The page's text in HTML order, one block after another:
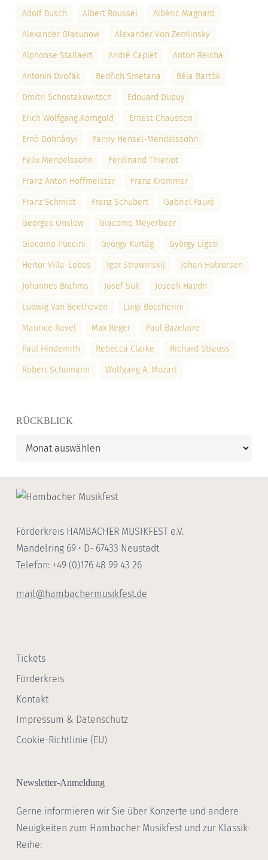
Adolf Busch Albert Roussel Albéric Magnard
Alexander Glasunow Alexander Von Zemlinsky
Alphonse Stallaert André Caplet Anton Reicha
Antonín Dvořák Bedřich Smetana Béla Bartók
Dmitri Schostakowitsch Edouard Dupuy
Erich Wolfgang Korngold Ernest Chausson
Ernö Dohnányi Fanny Hensel-Mendelssohn
Felix Mendelssohn Ferdinand Thieriot
Franz Anton Hoffmeister Franz Krommer
Franz Schmidt Franz Schubert Gabriel Fauré
Georges Onslow Giacomo Meyerbeer
Giacomo Puccini György Kurtág György Ligeti
Heitor Villa-Lobos Igor Strawinskij Johan Halvorsen
Johannes Brahms Josef Suk Joseph Haydn
Ludwig Van Beethoven Luigi Boccherini
Maurice Ravel Max Reger Paul Bazelaire
Paul Hindemith Rebecca Clarke Richard Strauss
Robert Schumann Wolfgang A. Mozart
RÜCKBLICK
Rückblick
Förderkreis HAMBACHER MUSIKFEST e.V.
Mandelring 69 • D- 67433 Neustadt
Telefon: +49 (0)176 48 99 43 26
mail@hambachermusikfest.de
Tickets
Förderkreis
Kontakt
Impressum & Datenschutz
Cookie-Richtlinie (EU)
Newsletter-Anmeldung
Gerne informieren wir Sie über Konzerte und andere
Neuigkeiten zum Hambacher Musikfest und zur Klassik-
Reihe: